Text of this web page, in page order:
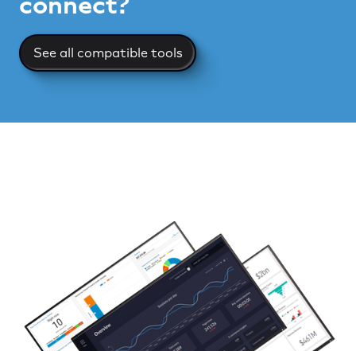
See all compatible toolsSee all compatible tools